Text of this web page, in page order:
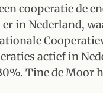
cooperatie de
in Nederland,
actief in
Tine de Moor